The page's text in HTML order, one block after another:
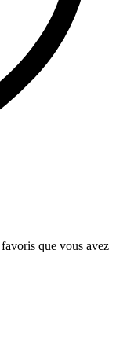
que vous avez